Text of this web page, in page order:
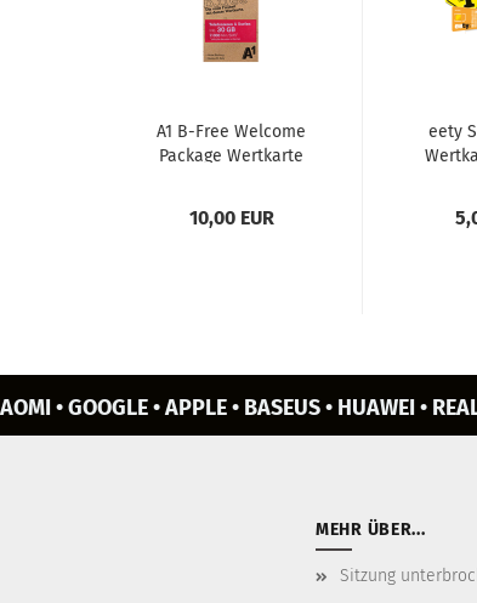
A1 B-​Free Wel­co­me
Packa­ge Wert­kar­te
10,00 EUR
eety
• GOOGLE • APPLE • BASEUS • HUAWEI •
MEHR ÜBER...
Sitzung